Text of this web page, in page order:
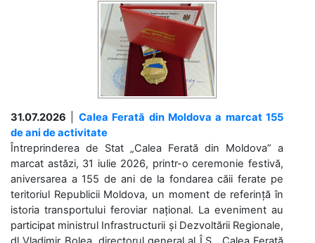
31.07.2026
Calea Ferată din Moldova a marcat 155
de ani de activitate
Întreprinderea de Stat „Calea Ferată din Moldova” a
marcat astăzi, 31 iulie 2026, printr-o ceremonie festivă,
aniversarea a 155 de ani de la fondarea căii ferate pe
teritoriul Republicii Moldova, un moment de referință în
istoria transportului feroviar național. La eveniment au
participat ministrul Infrastructurii și Dezvoltării Regionale,